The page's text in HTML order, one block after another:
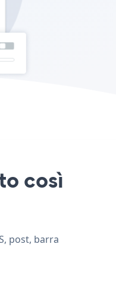
così
post, barra